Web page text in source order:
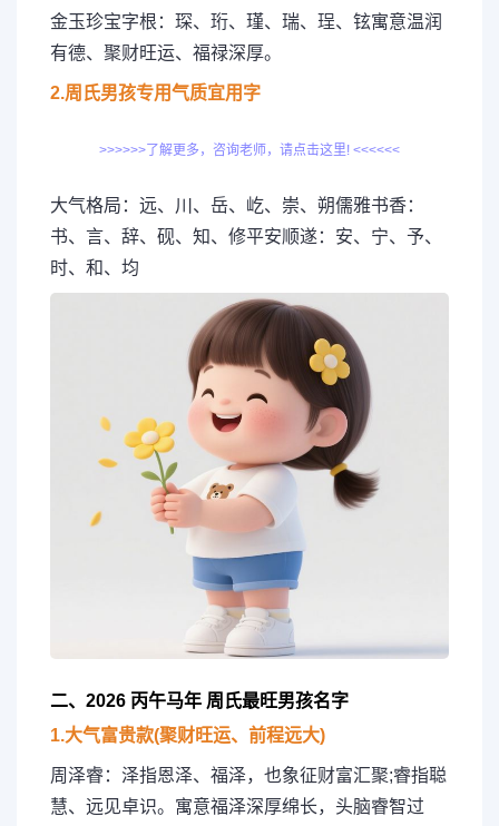
金玉珍宝字根：琛、珩、瑾、瑞、珵、铉寓意温润
有德、聚财旺运、福禄深厚。
2.周氏男孩专用气质宜用字
>>>>>>了解更多，咨询老师，请点击这里! <<<<<<
大气格局：远、川、岳、屹、崇、朔儒雅书香：
书、言、辞、砚、知、修平安顺遂：安、宁、予、
时、和、均
二、2026 丙午马年 周氏最旺男孩名字
1.大气富贵款(聚财旺运、前程远大)
周泽睿：泽指恩泽、福泽，也象征财富汇聚;睿指聪
慧、远见卓识。寓意福泽深厚绵长，头脑睿智过